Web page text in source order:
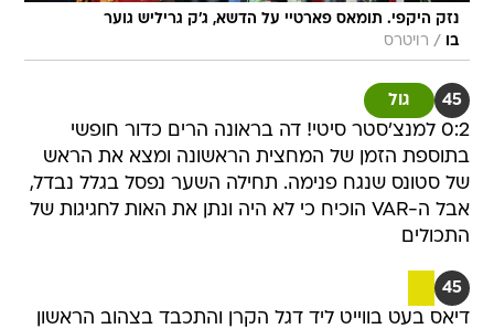
נזק היקפי. תומאס פארטיי על הדשא, ג'ק גריליש גוער
בו
/ רויטרס
45 גול
0:2 למנצ'סטר סיטי! דה בראונה הרים כדור חופשי
בתוספת הזמן של המחצית הראשונה ומצא את הראש
של סטונס שנגח פנימה. תחילה השער נפסל בגלל נבדל,
אבל ה-VAR הוכיח כי לא היה ונתן את האות לחגיגות של
התכולים
45
דיאס בעט בווייט ליד דגל הקרן והתכבד בצהוב הראשון